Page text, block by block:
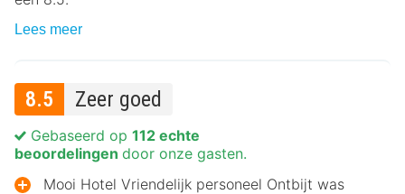
Lees meer
8.5 Zeer goed
Gebaseerd op 112 echte
beoordelingen door onze gasten.
Mooi Hotel Vriendelijk personeel Ontbijt was